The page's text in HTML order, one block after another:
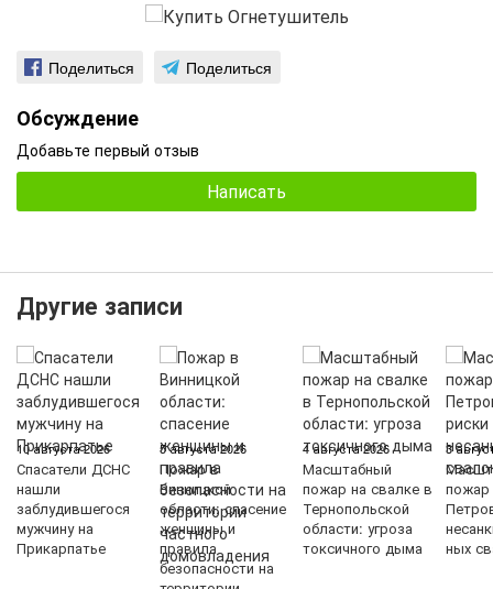
Поделиться Поделиться
Обсуждение
Добавьте первый отзыв
Написать
Другие записи
10 августа 2026
Спасатели ДСНС
нашли
заблудившегося
мужчину на
Прикарпатье
5 августа 2026
Пожар в
Винницкой
области: спасение
женщины и
правила
безопасности на
4 августа 2026
Масштабный
пожар на свалке в
Тернопольской
области: угроза
токсичного дыма
3
ных